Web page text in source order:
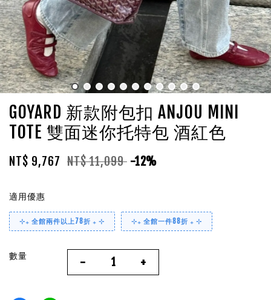
GOYARD 新款附包扣 ANJOU MINI
TOTE 雙面迷你托特包 酒紅色
NT$ 9,767 NT$ 11,099 -12%
適用優惠
⊹₊ 全館兩件以上78折 ₊ ⊹ ⊹₊ 全館一件88折 ₊ ⊹
數量 - +